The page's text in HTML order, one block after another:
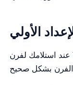
الأولي
عند استلامك لفرن YR05259-2، تأكد من اتخاذ الخطوات